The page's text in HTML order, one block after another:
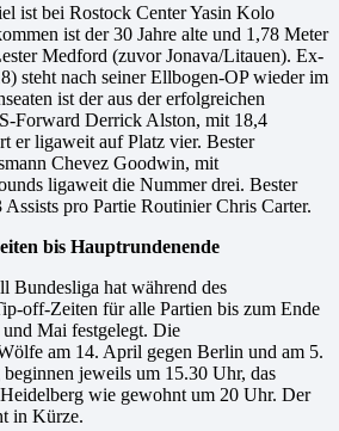
ist bei Rostock Center Yasin Kolo
ist der 30 Jahre alte und 1,78 Meter
Medford (zuvor Jonava/Litauen). Ex-
steht nach seiner Ellbogen-OP wieder im
ist der aus der erfolgreichen
Forward Derrick Alston, mit 18,4
er ligaweit auf Platz vier. Bester
Chevez Goodwin, mit
ligaweit die Nummer drei. Bester
pro Partie Routinier Chris Carter.
bis Hauptrundenende
Bundesliga hat während des
off-Zeiten für alle Partien bis zum Ende
Mai festgelegt. Die
am 14. April gegen Berlin und am 5.
jeweils um 15.30 Uhr, das
wie gewohnt um 20 Uhr. Der
in Kürze.